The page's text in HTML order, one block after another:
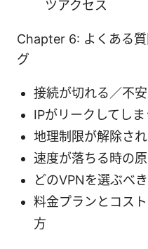
ツアクセス
Chapter 6: よくある
グ
接続が切れる／不
IPがリークしてし
地理制限が解除さ
速度が落ちる時の
どのVPNを選ぶべ
料金プランとコス
方